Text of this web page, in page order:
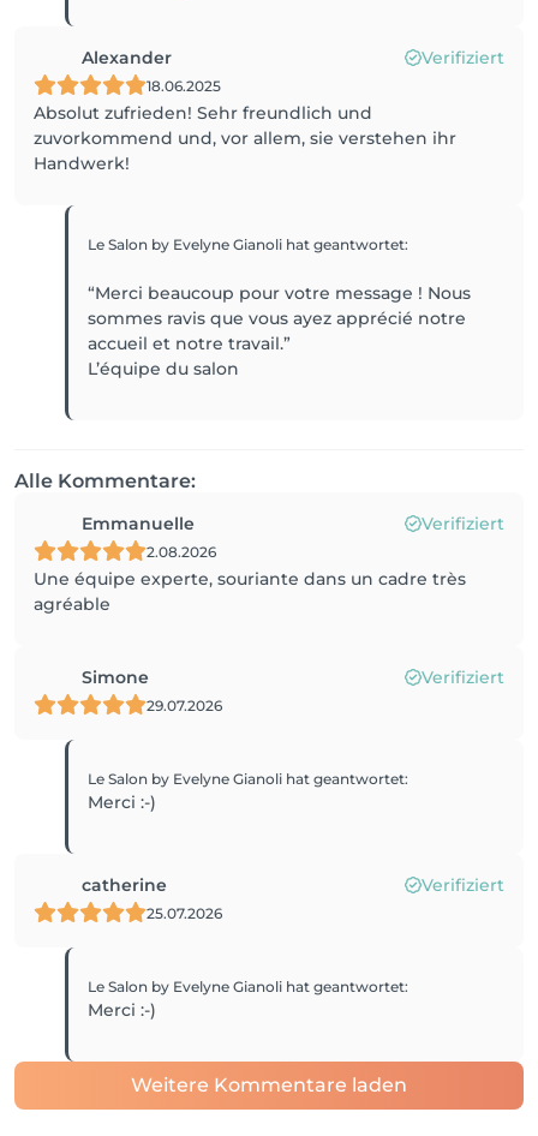
Alexander Verifiziert
18.06.2025
Absolut zufrieden! Sehr freundlich und
zuvorkommend und, vor allem, sie verstehen ihr
Handwerk!
Le Salon by Evelyne Gianoli hat geantwortet:
“Merci beaucoup pour votre message ! Nous
sommes ravis que vous ayez apprécié notre
accueil et notre travail.”
L’équipe du salon
Alle Kommentare:
Emmanuelle Verifiziert
2.08.2026
Une équipe experte, souriante dans un cadre très
agréable
Simone Verifiziert
29.07.2026
Le Salon by Evelyne Gianoli hat geantwortet:
Merci :-)
catherine Verifiziert
25.07.2026
Le Salon by Evelyne Gianoli hat geantwortet:
Merci :-)
Weitere Kommentare laden